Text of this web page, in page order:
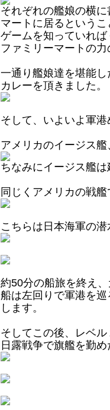
それぞれの艦娘の横
マートに居るというこ
ゲームを知っていれ
ファミリーマートの
一通り艦娘達を堪能
カレーを頂きました。
そして、いよいよ軍
アメリカのイージス
ちなみにイージス艦
同じくアメリカの戦
こちらは日本海軍の
約50分の船旅を終え
船は左回りで軍港を
します。
そしてこの後、レベ
日露戦争で旗艦を勤